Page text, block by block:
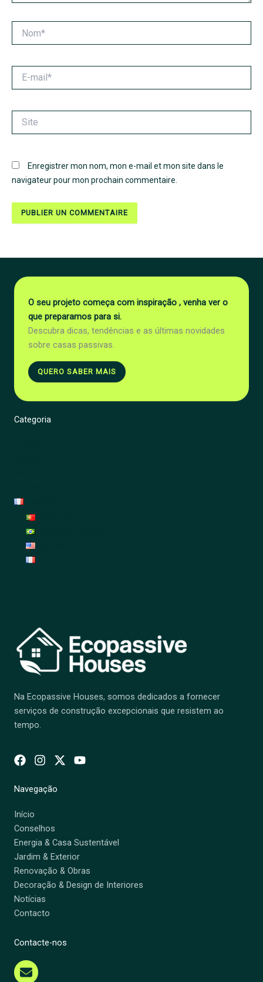
mail*
Enregistrer mon nom, mon e-mail et mon site dans le
navigateur pour mon prochain commentaire.
O seu projeto começa com inspiração , venha ver o
que preparamos para si.
Descubra dicas, tendências e as últimas novidades
sobre casas passivas.
QUERO SABER MAIS
Categoria
Na Ecopassive Houses, somos dedicados a fornecer
serviços de construção excepcionais que resistem ao
tempo.
Navegação
Início
Conselhos
Energia & Casa Sustentável
Jardim & Exterior
Renovação & Obras
Decoração & Design de Interiores
Notícias
Contacto
Contacte-nos